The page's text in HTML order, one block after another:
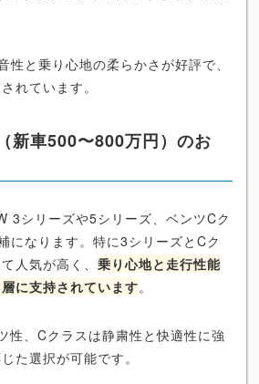
性と乗り心地の柔らかさが好評で、
れています。
新車500〜800万円）のお
3シリーズや5シリーズ、ベンツCク
になります。特に3シリーズとCク
人気が高く、 乗り心地と走行性能
に支持されています。
性、Cクラスは静粛性と快適性に強
た選択が可能です。